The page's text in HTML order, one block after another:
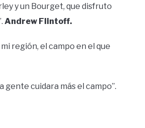
y un Bourget, que disfruto
Andrew Flintoff.
región, el campo en el que
gente cuidara más el campo”.